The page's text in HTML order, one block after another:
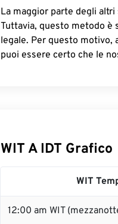
La maggior parte degli
Tuttavia, questo metodo è
legale. Per questo motivo,
puoi essere certo che le
WIT A IDT Grafico
WIT
12:00 am WIT